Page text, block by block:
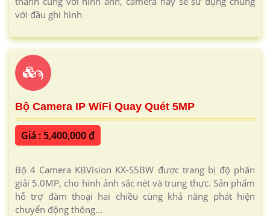
với đầu ghi hình
ϡ
Bộ Camera IP WiFi Quay Quét 5MP
Giá : 5,400,000 ₫
Bộ 4 Camera KBVision KX-S5BW được trang bị độ phân
giải 5.0MP, cho hình ảnh sắc nét và trung thực. Sản phẩm
hỗ trợ đàm thoại hai chiều cùng khả năng phát hiện
chuyển động thông...